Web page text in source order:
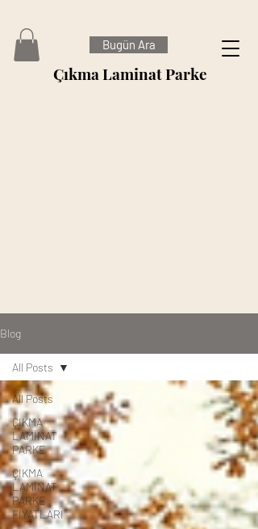
Bugün Ara
Çıkma Laminat Parke
Blog
All Posts
ÇIKMA
LAMİNAT
PARKE
ÇIKMA
LAMİNAT
PARKE
FİYATLARI
All Posts